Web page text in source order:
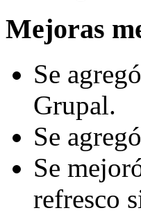
Mejoras
Se
Grupal.
Se
Se
refresco